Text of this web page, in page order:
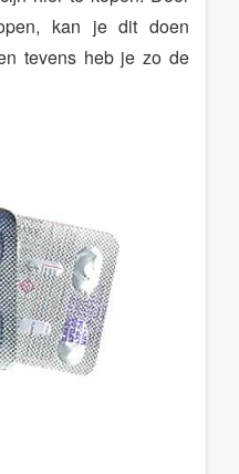
kan je dit doen
tevens heb je zo de